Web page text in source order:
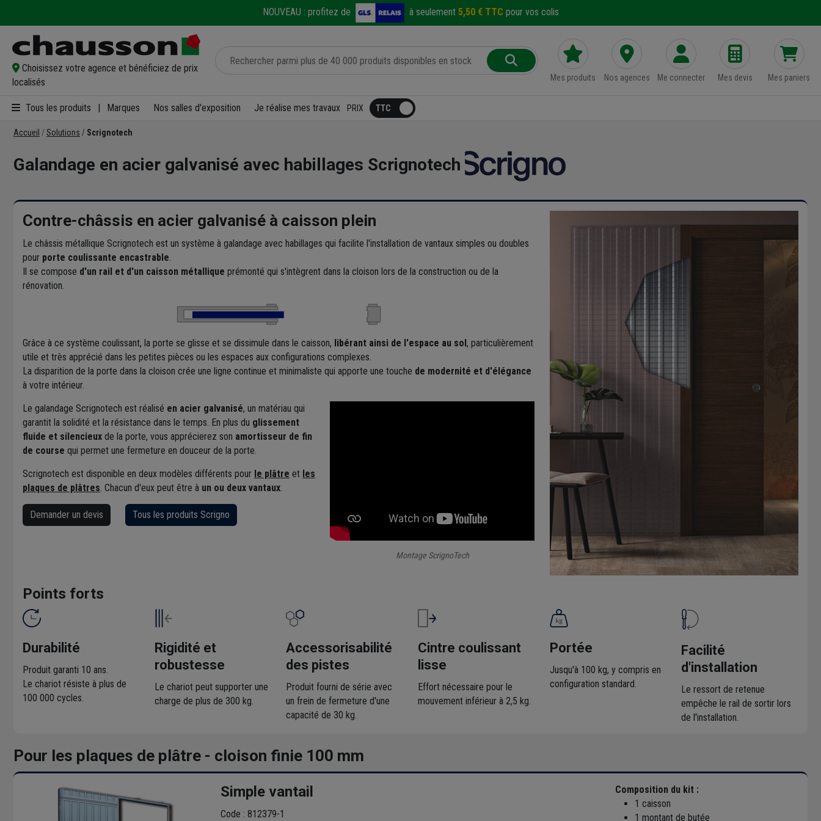
NOUVEAU : profitez de à seulement 5,50 € TTC pour vos colis
Choisissez votre agence et bénéficiez de prix
localisés
Mes produits Nos agences Me connecter Mes devis Mes paniers
Tous les produits Marques Nos salles d'exposition Je réalise mes travaux PRIX
Accueil Solutions Scrignotech
Galandage en acier galvanisé avec habillages Scrignotech
Contre-châssis en acier galvanisé à caisson plein
Le châssis métallique Scrignotech est un système à galandage avec habillages qui facilite l'installation de vantaux simples ou doubles
pour porte coulissante encastrable
Il se compose d'un rail et d'un caisson métallique prémonté qui s'intègrent dans la cloison lors de la construction ou de la
rénovation.
Grâce à ce système coulissant, la porte se glisse et se dissimule dans le caisson, libérant ainsi de l'espace au sol , particulièrement
utile et très apprécié dans les petites pièces ou les espaces aux configurations complexes.
La disparition de la porte dans la cloison crée une ligne continue et minimaliste qui apporte une touche de modernité et d'élégance
à votre intérieur.
Le galandage Scrignotech est réalisé en acier galvanisé, un matériau qui
garantit la solidité et la résistance dans le temps. En plus du glissement
fluide et silencieux de la porte, vous apprécierez son amortisseur de fin
de course qui permet une fermeture en douceur de la porte.
Scrignotech est disponible en deux modèles différents pour le plâtre et les
plaques de plâtres. Chacun d'eux peut être à un ou deux vantaux.
Demander un devis Tous les produits Scrigno
Montage ScrignoTech
Points forts
Durabilité
Produit garanti 10 ans.
Le chariot résiste à plus de
100 000 cycles.
Rigidité et
robustesse
Le chariot peut supporter une
charge de plus de 300 kg.
Accessorisabilité
des pistes
Produit fourni de série avec
un frein de fermeture d'une
capacité de 30 kg.
Cintre coulissant
lisse
Effort nécessaire pour le
mouvement inférieur à 2,5 kg.
Portée
Jusqu'à 100 kg, y compris en
configuration standard.
Facilité
d'installation
Le ressort de retenue
empêche le rail de sortir lors
de l'installation.
Pour les plaques de plâtre - cloison finie 100 mm
Simple vantail
Code : 812379-1
Composition du kit :
1 caisson
1 montant de butée